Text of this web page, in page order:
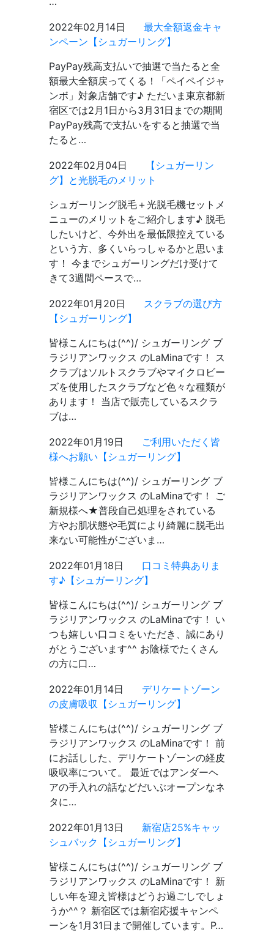
2022年02月14日
最大全額返金キャ
ンペーン【シュガーリング】
PayPay残高支払いで抽選で当たると全
額最大全額戻ってくる！「ペイペイジャ
ンボ」対象店舗です♪ ただいま東京都新
宿区では2月1日から3月31日までの期間
PayPay残高で支払いをすると抽選で当
たると…
2022年02月04日
【シュガーリン
グ】と光脱毛のメリット
シュガーリング脱毛＋光脱毛機セットメ
ニューのメリットをご紹介します♪ 脱毛
したいけど、今外出を最低限控えている
という方、多くいらっしゃるかと思いま
す！ 今までシュガーリングだけ受けて
きて3週間ペースで…
2022年01月20日
スクラブの選び方
【シュガーリング】
皆様こんにちは(^^)/ シュガーリング ブ
ラジリアンワックス のLaMinaです！ ス
クラブはソルトスクラブやマイクロビー
ズを使用したスクラブなど色々な種類が
あります！ 当店で販売しているスクラ
ブは…
2022年01月19日
ご利用いただく皆
様へお願い【シュガーリング】
皆様こんにちは(^^)/ シュガーリング ブ
ラジリアンワックス のLaMinaです！ ご
新規様へ★普段自己処理をされている
方やお肌状態や毛質により綺麗に脱毛出
来ない可能性がございま…
2022年01月18日
口コミ特典ありま
す♪【シュガーリング】
皆様こんにちは(^^)/ シュガーリング ブ
ラジリアンワックス のLaMinaです！ い
つも嬉しい口コミをいただき、誠にあり
がとうございます^^ お陰様でたくさん
の方に口…
2022年01月14日
デリケートゾーン
の皮膚吸収【シュガーリング】
皆様こんにちは(^^)/ シュガーリング ブ
ラジリアンワックス のLaMinaです！ 前
にお話しした、デリケートゾーンの経皮
吸収率について。 最近ではアンダーヘ
アの手入れの話などだいぶオープンなネ
タに…
2022年01月13日
新宿店25%キャッ
シュバック【シュガーリング】
皆様こんにちは(^^)/ シュガーリング ブ
ラジリアンワックス のLaMinaです！ 新
しい年を迎え皆様はどうお過ごしでしょ
うか^^？ 新宿区では新宿応援キャンペ
ーンを1月31日まで開催しています。P…